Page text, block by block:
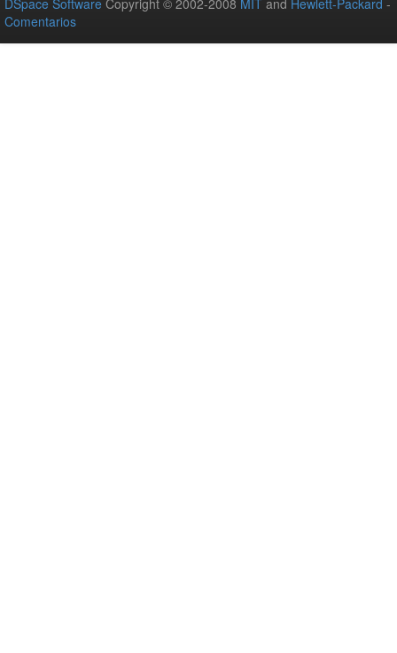
DSpace Software Copyright © 2002-2008 MIT and Hewlett-Packard -
Comentarios